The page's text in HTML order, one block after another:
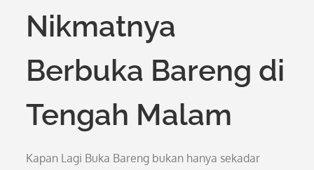
Nikmatnya
Berbuka Bareng di
Tengah Malam
Kapan Lagi Buka Bareng bukan hanya sekadar